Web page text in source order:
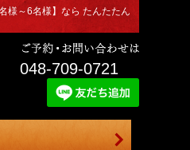
様～6名様】なら たんたたん
048-709-0721